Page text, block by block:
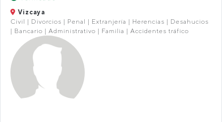
Vizcaya
Civil | Divorcios | Penal | Extranjería | Herencias | Desahucios
| Bancario | Administrativo | Familia | Accidentes tráfico